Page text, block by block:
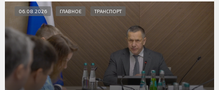
06.08.2026 ГЛАВНОЕ ТРАНСПОРТ